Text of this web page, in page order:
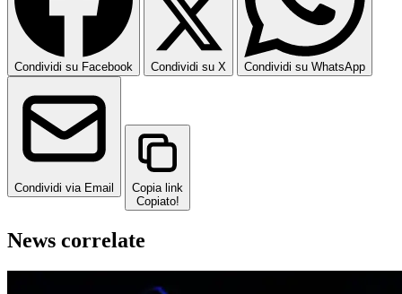
Condividi su Facebook Condividi su X Condividi su WhatsApp
Condividi via Email
Copia link
Copiato!
News correlate